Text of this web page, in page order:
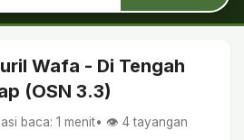
Wafa - Di Tengah
(OSN 3.3)
baca: 1 menit• 👁️ 4tayangan